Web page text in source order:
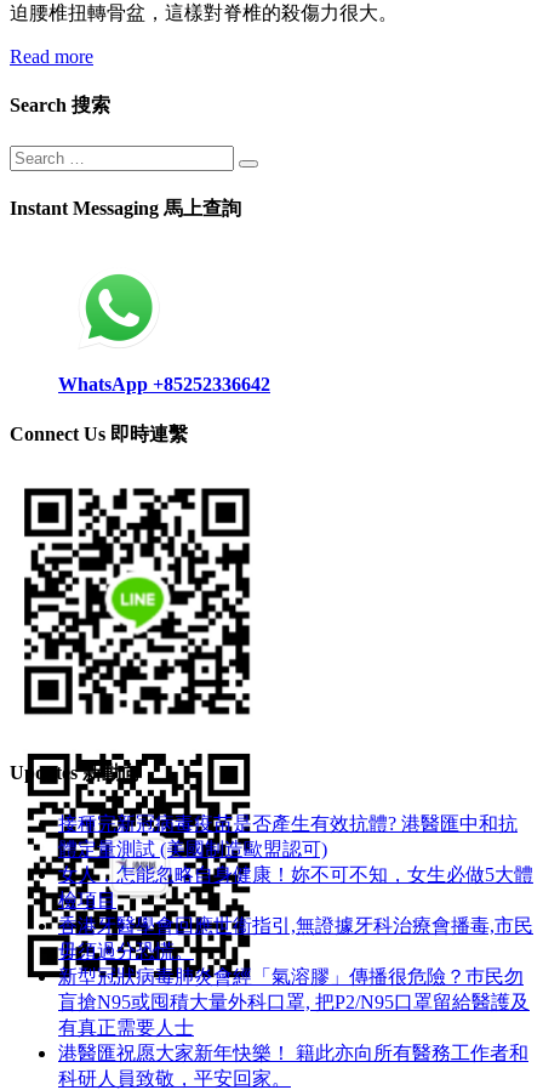
迫腰椎扭轉骨盆，這樣對脊椎的殺傷力很大。
Read more
Search 搜索
Instant Messaging 馬上查詢
WhatsApp +85252336642
Connect Us 即時連繫
Updates 新動向
接種完新冠病毒疫苗是否產生有效抗體? 港醫匯中和抗
體定量測試 (美國制造歐盟認可)
女人，怎能忽略自身健康！妳不可不知，女生必做5大體
檢項目
香港牙醫學會回應世衞指引,無證據牙科治療會播毒,市民
毋須過分恐慌。
新型冠狀病毒肺炎會經「氣溶膠」傳播很危險？巿民勿
盲搶N95或囤積大量外科口罩, 把P​2/N95口罩留給醫護及
有真正需要人士
港醫匯祝愿大家新年快樂！ 籍此亦向所有醫務工作者和
科研人員致敬，平安回家。